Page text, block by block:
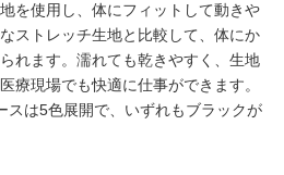
を使用し、体にフィットして動きや
ストレッチ生地と比較して、体にか
れます。濡れても乾きやすく、生地
療現場でも快適に仕事ができます。
スは5色展開で、いずれもブラックが